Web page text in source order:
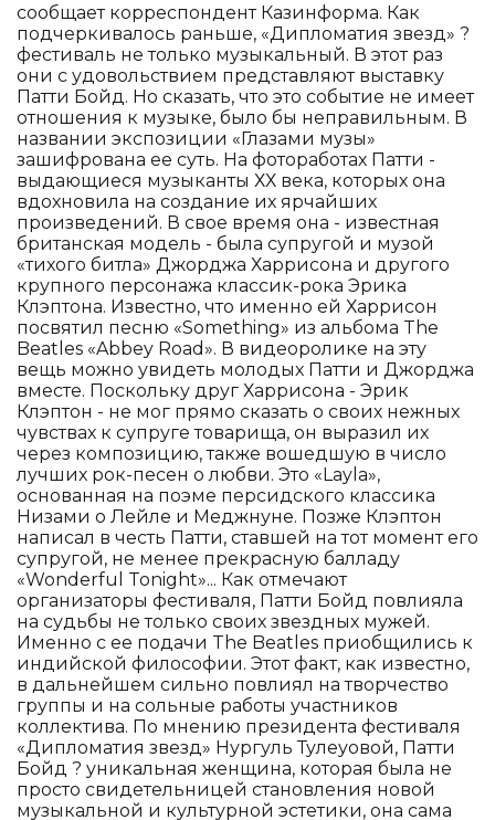
сообщает корреспондент Казинформа. Как
подчеркивалось раньше, «Дипломатия звезд» ?
фестиваль не только музыкальный. В этот раз
они с удовольствием представляют выставку
Патти Бойд. Но сказать, что это событие не имеет
отношения к музыке, было бы неправильным. В
названии экспозиции «Глазами музы»
зашифрована ее суть. На фотоработах Патти -
выдающиеся музыканты ХХ века, которых она
вдохновила на создание их ярчайших
произведений. В свое время она - известная
британская модель - была супругой и музой
«тихого битла» Джорджа Харрисона и другого
крупного персонажа классик-рока Эрика
Клэптона. Известно, что именно ей Харрисон
посвятил песню «Something» из альбома The
Beatles «Abbey Road». В видеоролике на эту
вещь можно увидеть молодых Патти и Джорджа
вместе. Поскольку друг Харрисона - Эрик
Клэптон - не мог прямо сказать о своих нежных
чувствах к супруге товарища, он выразил их
через композицию, также вошедшую в число
лучших рок-песен о любви. Это «Layla»,
основанная на поэме персидского классика
Низами о Лейле и Меджнуне. Позже Клэптон
написал в честь Патти, ставшей на тот момент его
супругой, не менее прекрасную балладу
«Wonderful Tonight»... Как отмечают
организаторы фестиваля, Патти Бойд повлияла
на судьбы не только своих звездных мужей.
Именно с ее подачи The Beatles приобщились к
индийской философии. Этот факт, как известно,
в дальнейшем сильно повлиял на творчество
группы и на сольные работы участников
коллектива. По мнению президента фестиваля
«Дипломатия звезд» Нургуль Тулеуовой, Патти
Бойд ? уникальная женщина, которая была не
просто свидетельницей становления новой
музыкальной и культурной эстетики, она сама